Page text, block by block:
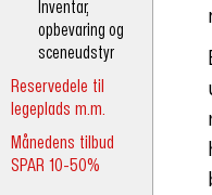
Inventar,
opbevaring og
sceneudstyr
Reservedele til
legeplads m.m.
Månedens tilbud
SPAR 10-50%